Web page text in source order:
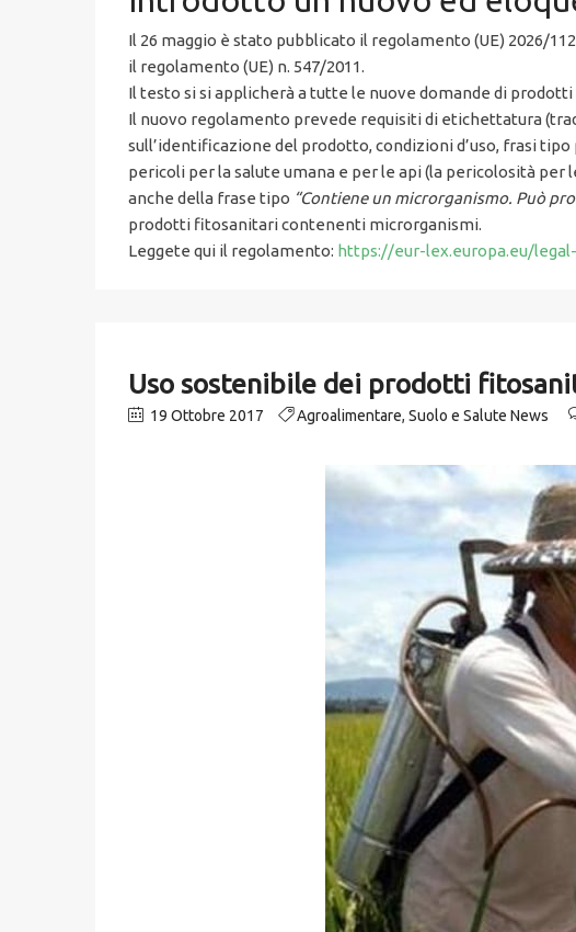
Il 26 maggio è stato pubblicato il regolamento (UE) 2026/
il regolamento (UE) n. 547/2011.
Il testo si si applicherà a tutte le nuove domande di
Il nuovo regolamento prevede requisiti di etichettatura
sull’identificazione del prodotto, condizioni d’uso, frasi
pericoli per la salute umana e per le api (la pericolosità
anche della frase tipo “Contiene un microrganismo. Può
prodotti fitosanitari contenenti microrganismi.
Leggete qui il regolamento: https://eur-lex.europa.eu/
Uso sostenibile dei prodotti
19 Ottobre 2017 Agroalimentare, Suolo e Salute News